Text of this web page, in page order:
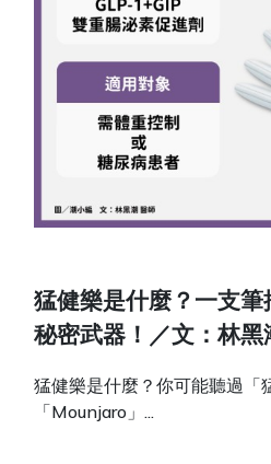
猛健樂是什麼？一支筆
秘密武器！／文：林黑
猛健樂是什麼？你可能聽過「
「Mounjaro」...